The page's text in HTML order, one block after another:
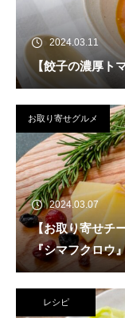
2024.03.11
【餃子の濃厚ト
お取り寄せグルメ
2024.03.07
【お取り寄せチ
『シマフクロウ
レシピ